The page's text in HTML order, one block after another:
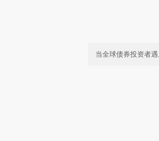
当全球债券投资者
成，可能与原文